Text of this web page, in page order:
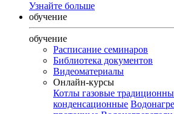
Узнайте больше
обучение
обучение
Расписание семинаров
Библиотека документов
Видеоматериалы
Онлайн-курсы
Котлы газовые
конденсационные